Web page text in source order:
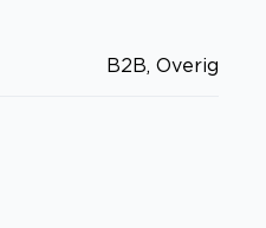
B2B, Overig